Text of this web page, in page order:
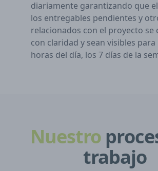
diariamente garantizando que
los entregables pendientes y
relacionados con el proyecto se
con claridad y sean visibles
horas del día, los 7 días de la
Nuestro
trabajo